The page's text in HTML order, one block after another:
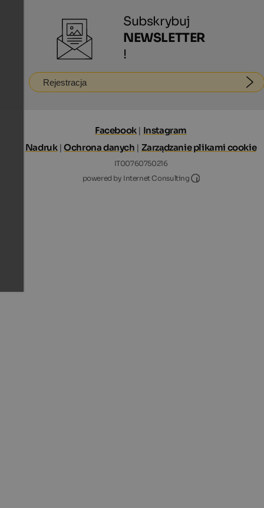
Subskrybuj
NEWSLETTER
!
Rejestracja
Facebook | Instagram
Nadruk |Ochrona danych | Zarządzanie plikami cookie
IT00760750216
powered by Internet Consulting
Internet